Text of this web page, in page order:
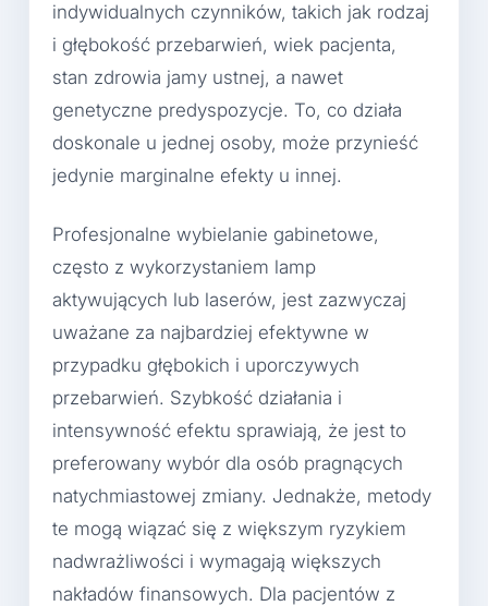
indywidualnych czynników, takich jak rodzaj
i głębokość przebarwień, wiek pacjenta,
stan zdrowia jamy ustnej, a nawet
genetyczne predyspozycje. To, co działa
doskonale u jednej osoby, może przynieść
jedynie marginalne efekty u innej.
Profesjonalne wybielanie gabinetowe,
często z wykorzystaniem lamp
aktywujących lub laserów, jest zazwyczaj
uważane za najbardziej efektywne w
przypadku głębokich i uporczywych
przebarwień. Szybkość działania i
intensywność efektu sprawiają, że jest to
preferowany wybór dla osób pragnących
natychmiastowej zmiany. Jednakże, metody
te mogą wiązać się z większym ryzykiem
nadwrażliwości i wymagają większych
nakładów finansowych. Dla pacjentów z